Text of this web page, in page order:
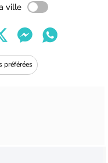
ville
préférées